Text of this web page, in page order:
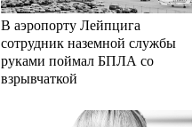
В аэропорту Лейпцига
сотрудник наземной службы
руками поймал БПЛА со
взрывчаткой